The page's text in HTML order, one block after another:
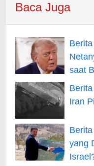
Baca Juga
saat
Iran
yang